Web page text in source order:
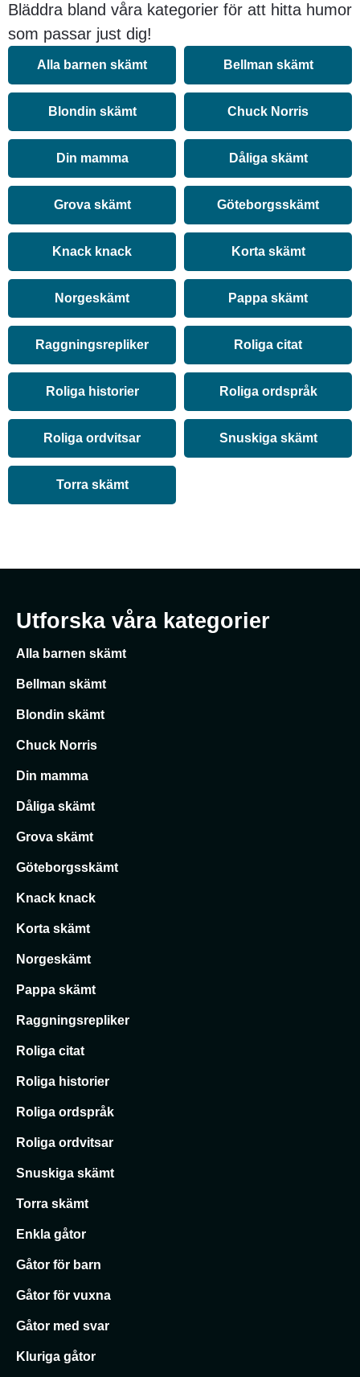
Bläddra bland våra kategorier för att hitta humor
som passar just dig!
Alla barnen skämt Bellman skämt
Blondin skämt Chuck Norris
Din mamma Dåliga skämt
Grova skämt Göteborgsskämt
Knack knack Korta skämt
Norgeskämt Pappa skämt
Raggningsrepliker Roliga citat
Roliga historier Roliga ordspråk
Roliga ordvitsar Snuskiga skämt
Torra skämt
Utforska våra kategorier
Alla barnen skämt
Bellman skämt
Blondin skämt
Chuck Norris
Din mamma
Dåliga skämt
Grova skämt
Göteborgsskämt
Knack knack
Korta skämt
Norgeskämt
Pappa skämt
Raggningsrepliker
Roliga citat
Roliga historier
Roliga ordspråk
Roliga ordvitsar
Snuskiga skämt
Torra skämt
Enkla gåtor
Gåtor för barn
Gåtor för vuxna
Gåtor med svar
Kluriga gåtor